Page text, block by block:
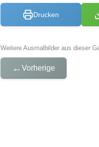
Drucken
Weitere Ausmalbilder aus dieser
← Vorherige